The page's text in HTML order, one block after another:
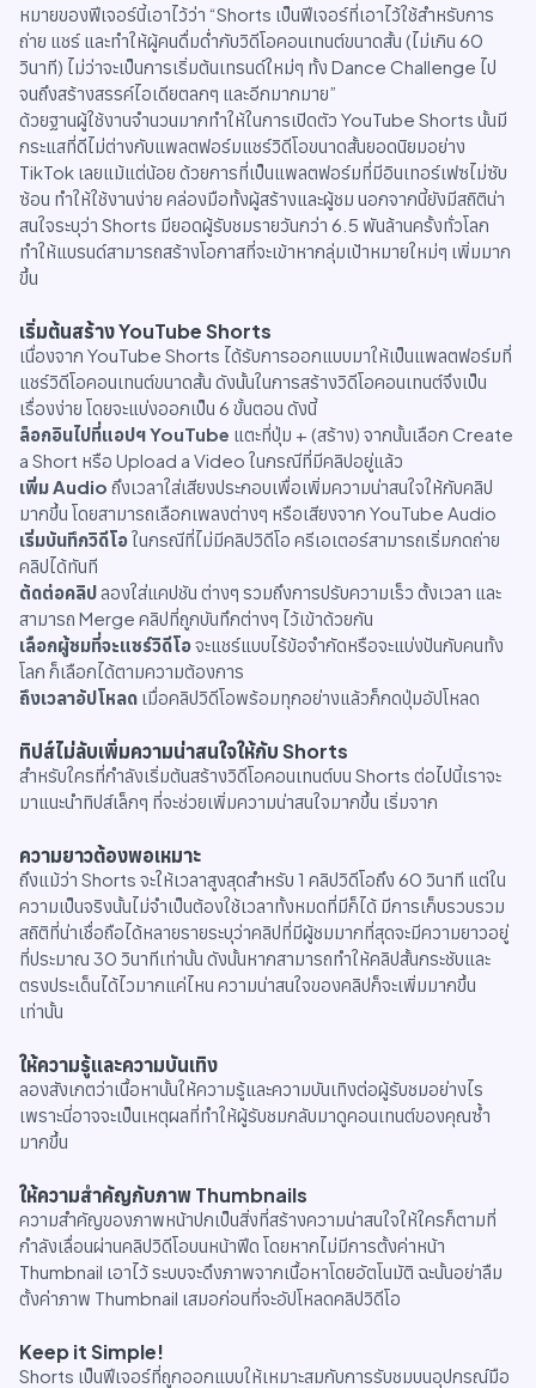
หมายของฟีเจอร์นี้เอาไว้ว่า “Shorts เป็นฟีเจอร์ที่เอาไว้ใช้สำหรับการ
ถ่าย แชร์ และทำให้ผู้คนดื่มด่ำกับวิดีโอคอนเทนต์ขนาดสั้น (ไม่เกิน 60
วินาที) ไม่ว่าจะเป็นการเริ่มต้นเทรนด์ใหม่ๆ ทั้ง Dance Challenge ไป
จนถึงสร้างสรรค์ไอเดียตลกๆ และอีกมากมาย”
ด้วยฐานผู้ใช้งานจำนวนมากทำให้ในการเปิดตัว YouTube Shorts นั้นมี
กระแสที่ดีไม่ต่างกับแพลตฟอร์มแชร์วิดีโอขนาดสั้นยอดนิยมอย่าง
TikTok เลยแม้แต่น้อย ด้วยการที่เป็นแพลตฟอร์มที่มีอินเทอร์เฟซไม่ซับ
ซ้อน ทำให้ใช้งานง่าย คล่องมือทั้งผู้สร้างและผู้ชม นอกจากนี้ยังมีสถิติน่า
สนใจระบุว่า Shorts มียอดผู้รับชมรายวันกว่า 6.5 พันล้านครั้งทั่วโลก
ทำให้แบรนด์สามารถสร้างโอกาสที่จะเข้าหากลุ่มเป้าหมายใหม่ๆ เพิ่มมาก
ขึ้น
เริ่มต้นสร้าง YouTube Shorts
เนื่องจาก YouTube Shorts ได้รับการออกแบบมาให้เป็นแพลตฟอร์มที่
แชร์วิดีโอคอนเทนต์ขนาดสั้น ดังนั้นในการสร้างวิดีโอคอนเทนต์จึงเป็น
เรื่องง่าย โดยจะแบ่งออกเป็น 6 ขั้นตอน ดังนี้
ล็อกอินไปที่แอปฯ YouTube แตะที่ปุ่ม + (สร้าง) จากนั้นเลือก Create
a Short หรือ Upload a Video ในกรณีที่มีคลิปอยู่แล้ว
เพิ่ม Audio ถึงเวลาใส่เสียงประกอบเพื่อเพิ่มความน่าสนใจให้กับคลิป
มากขึ้น โดยสามารถเลือกเพลงต่างๆ หรือเสียงจาก YouTube Audio
เริ่มบันทึกวิดีโอในกรณีที่ไม่มีคลิปวิดีโอ ครีเอเตอร์สามารถเริ่มกดถ่าย
คลิปได้ทันที
ตัดต่อคลิปลองใส่แคปชัน ต่างๆ รวมถึงการปรับความเร็ว ตั้งเวลา และ
สามารถ Merge คลิปที่ถูกบันทึกต่างๆ ไว้เข้าด้วยกัน
เลือกผู้ชมที่จะแชร์วิดีโอจะแชร์แบบไร้ข้อจำกัดหรือจะแบ่งปันกับคนทั้ง
โลก ก็เลือกได้ตามความต้องการ
ถึงเวลาอัปโหลด เมื่อคลิปวิดีโอพร้อมทุกอย่างแล้วก็กดปุ่มอัปโหลด
ทิปส์ไม่ลับเพิ่มความน่าสนใจให้กับ Shorts
สำหรับใครที่กำลังเริ่มต้นสร้างวิดีโอคอนเทนต์บน Shorts ต่อไปนี้เราจะ
มาแนะนำทิปส์เล็กๆ ที่จะช่วยเพิ่มความน่าสนใจมากขึ้น เริ่มจาก
ความยาวต้องพอเหมาะ
ถึงแม้ว่า Shorts จะให้เวลาสูงสุดสำหรับ 1 คลิปวิดีโอถึง 60 วินาที แต่ใน
ความเป็นจริงนั้นไม่จำเป็นต้องใช้เวลาทั้งหมดที่มีก็ได้ มีการเก็บรวบรวม
สถิติที่น่าเชื่อถือได้หลายรายระบุว่าคลิปที่มีผู้ชมมากที่สุดจะมีความยาวอยู่
ที่ประมาณ 30 วินาทีเท่านั้น ดังนั้นหากสามารถทำให้คลิปสั้นกระชับและ
ตรงประเด็นได้ไวมากแค่ไหน ความน่าสนใจของคลิปก็จะเพิ่มมากขึ้น
เท่านั้น
ให้ความรู้และความบันเทิง
ลองสังเกตว่าเนื้อหานั้นให้ความรู้และความบันเทิงต่อผู้รับชมอย่างไร
เพราะนี่อาจจะเป็นเหตุผลที่ทำให้ผู้รับชมกลับมาดูคอนเทนต์ของคุณซ้ำ
มากขึ้น
ให้ความสำคัญกับภาพ Thumbnails
ความสำคัญของภาพหน้าปกเป็นสิ่งที่สร้างความน่าสนใจให้ใครก็ตามที่
กำลังเลื่อนผ่านคลิปวิดีโอบนหน้าฟีด โดยหากไม่มีการตั้งค่าหน้า
Thumbnail เอาไว้ ระบบจะดึงภาพจากเนื้อหาโดยอัตโนมัติ ฉะนั้นอย่าลืม
ตั้งค่าภาพ Thumbnail เสมอก่อนที่จะอัปโหลดคลิปวิดีโอ
Keep it Simple!
Shorts เป็นฟีเจอร์ที่ถูกออกแบบให้เหมาะสมกับการรับชมบนอุปกรณ์มือ